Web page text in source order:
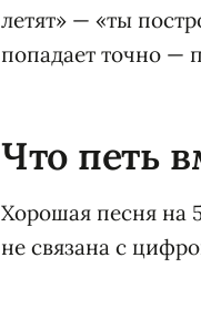
летят» — «ты
попадает точно —
Что петь
Хорошая песня на
не связана с